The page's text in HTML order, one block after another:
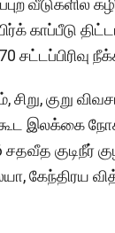
வீடுகளில்
காப்பீடு
சிறு, குறு
இலக்கை
குடிநீர்
கேந்திரய